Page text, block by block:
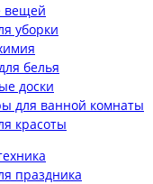
вещей
уборки
белья
доски
для ванной комнаты
красоты
праздника